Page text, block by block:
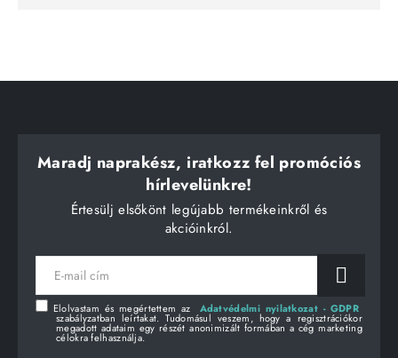
Maradj naprakész, iratkozz fel promóciós
hírlevelünkre!
Értesülj elsőkönt legújabb termékeinkről és
akcióinkról.
E-
mail
Elolvastam és megértettem az Adatvédelmi nyilatkozat - GDPR
szabályzatban leírtakat. Tudomásul veszem, hogy a regisztrációkor
megadott adataim egy részét anonimizált formában a cég marketing
célokra felhasználja.